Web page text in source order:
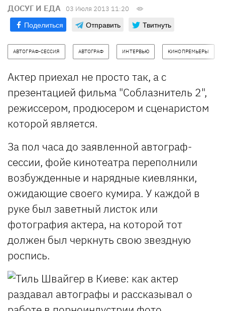
ДОСУГ И ЕДА 03 Июля 2013 11:20
Поделиться Отправить Твитнуть
АВТОГРАФ-СЕССИЯ АВТОГРАФ ИНТЕРВЬЮ КИНОПРЕМЬЕРЫ
Актер приехал не просто так, а с
презентацией фильма "Соблазнитель 2",
режиссером, продюсером и сценаристом
которой является.
За пол часа до заявленной автограф-
сессии, фойе кинотеатра переполнили
возбужденные и нарядные киевлянки,
ожидающие своего кумира. У каждой в
руке был заветный листок или
фотография актера, на которой тот
должен был черкнуть свою звездную
роспись.